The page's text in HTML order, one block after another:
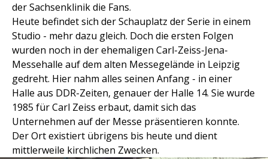
der Sachsenklinik die Fans.
Heute befindet sich der Schauplatz der Serie in einem
Studio - mehr dazu gleich. Doch die ersten Folgen
wurden noch in der ehemaligen Carl-Zeiss-Jena-
Messehalle auf dem alten Messegelände in Leipzig
gedreht. Hier nahm alles seinen Anfang - in einer
Halle aus DDR-Zeiten, genauer der Halle 14. Sie wurde
1985 für Carl Zeiss erbaut, damit sich das
Unternehmen auf der Messe präsentieren konnte.
Der Ort existiert übrigens bis heute und dient
mittlerweile kirchlichen Zwecken.